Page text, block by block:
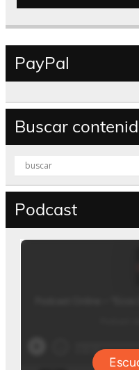
PayPal
Buscar
Podcast